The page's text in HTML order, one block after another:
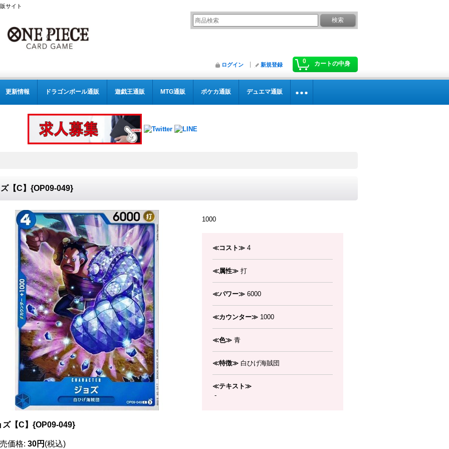
サイト
0 カートの中身
ログイン 新規登録
更新情報 ドラゴンボール通販 遊戯王通販 MTG通販 ポケカ通販 デュエマ通販
【C】{OP09-049}
1000
≪コスト≫ 4
≪属性≫ 打
≪パワー≫ 6000
≪カウンター≫ 1000
≪色≫ 青
≪特徴≫ 白ひげ海賊団
≪テキスト≫
-
ズ【C】{OP09-049}
価格: 30円 (税込)